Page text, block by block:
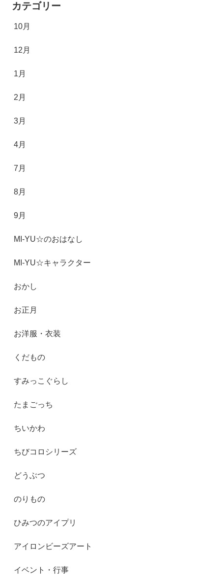
カテゴリー
10月
12月
1月
2月
3月
4月
7月
8月
9月
MI-YU☆のおはなし
MI-YU☆キャラクター
おかし
お正月
お洋服・衣装
くだもの
すみっこぐらし
たまごっち
ちいかわ
ちびコロシリーズ
どうぶつ
のりもの
ひみつのアイプリ
アイロンビーズアート
イベント・行事